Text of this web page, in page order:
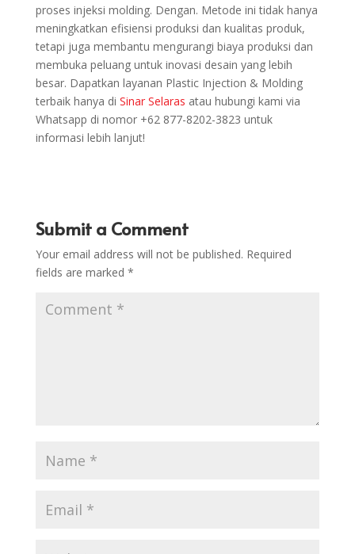
proses injeksi molding. Dengan. Metode ini tidak hanya
meningkatkan efisiensi produksi dan kualitas produk,
tetapi juga membantu mengurangi biaya produksi dan
membuka peluang untuk inovasi desain yang lebih
besar. Dapatkan layanan Plastic Injection & Molding
terbaik hanya di Sinar Selaras atau hubungi kami via
Whatsapp di nomor +62 877-8202-3823 untuk
informasi lebih lanjut!
Submit a Comment
Your email address will not be published. Required
fields are marked *